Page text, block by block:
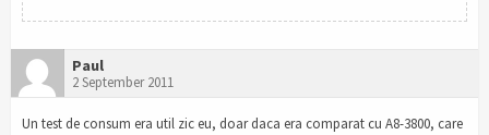
Paul
2 September 2011
Un test de consum era util zic eu, doar daca era comparat cu A8-3800, care